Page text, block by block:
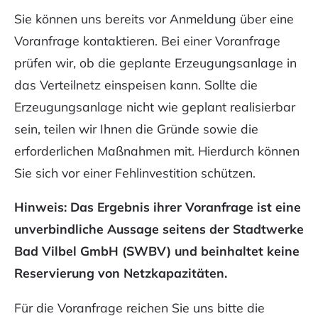
Sie können uns bereits vor Anmeldung über eine
Voranfrage kontaktieren. Bei einer Voranfrage
prüfen wir, ob die geplante Erzeugungsanlage in
das Verteilnetz einspeisen kann. Sollte die
Erzeugungsanlage nicht wie geplant realisierbar
sein, teilen wir Ihnen die Gründe sowie die
erforderlichen Maßnahmen mit. Hierdurch können
Sie sich vor einer Fehlinvestition schützen.
Hinweis: Das Ergebnis ihrer Voranfrage ist eine
unverbindliche Aussage seitens der Stadtwerke
Bad Vilbel GmbH (SWBV) und beinhaltet keine
Reservierung von Netzkapazitäten.
Für die Voranfrage reichen Sie uns bitte die
Zeilenabstand
Graustufen
Großer
Mauszeiger
Lesehilfe
Links
Animationen
ausschalten